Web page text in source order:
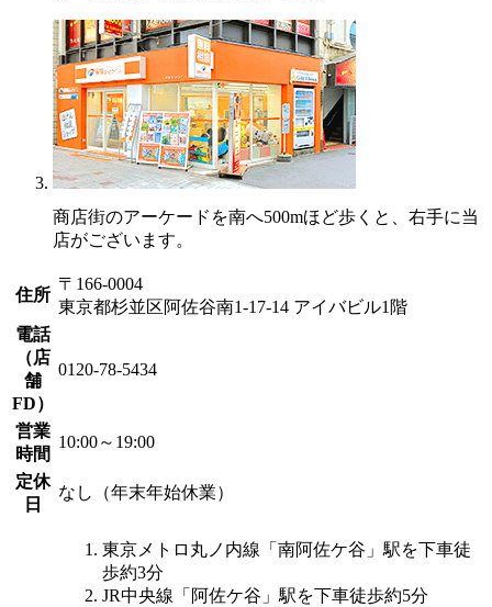
商店街のアーケードを南へ500mほど歩くと、右手に当
店がございます。
住所
〒166-0004
東京都杉並区阿佐谷南1-17-14 アイバビル1階
電話
（店
舗
FD）
0120-78-5434
営業
時間
10:00～19:00
定休
日
なし（年末年始休業）
東京メトロ丸ノ内線「南阿佐ケ谷」駅を下車徒
歩約3分
JR中央線「阿佐ケ谷」駅を下車徒歩約5分